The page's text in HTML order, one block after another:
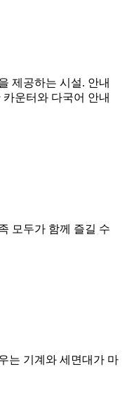
제공하는 시설. 안내
운터와 다국어 안내
모두가 함께 즐길 수
는 기계와 세면대가 마